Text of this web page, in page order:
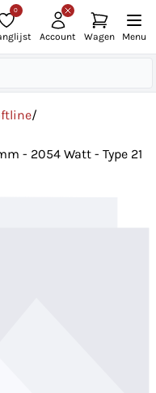
0
Account Wagen Menu
/
- 2054 Watt - Type 21